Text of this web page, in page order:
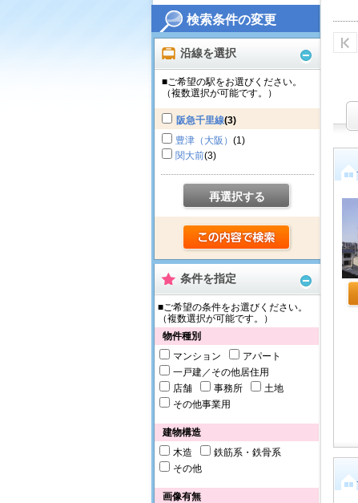
検索条件の変更
沿線を選択
■ご希望の駅をお選びください。
（複数選択が可能です。）
阪急千里線(3)
豊津（大阪） (1)
関大前(3)
再選択する
条件を指定
■ご希望の条件をお選びください。
（複数選択が可能です。）
物件種別
マンション
アパート
一戸建／その他居住用
店舗
事務所
土地
その他事業用
建物構造
木造
鉄筋系・鉄骨系
その他
画像有無